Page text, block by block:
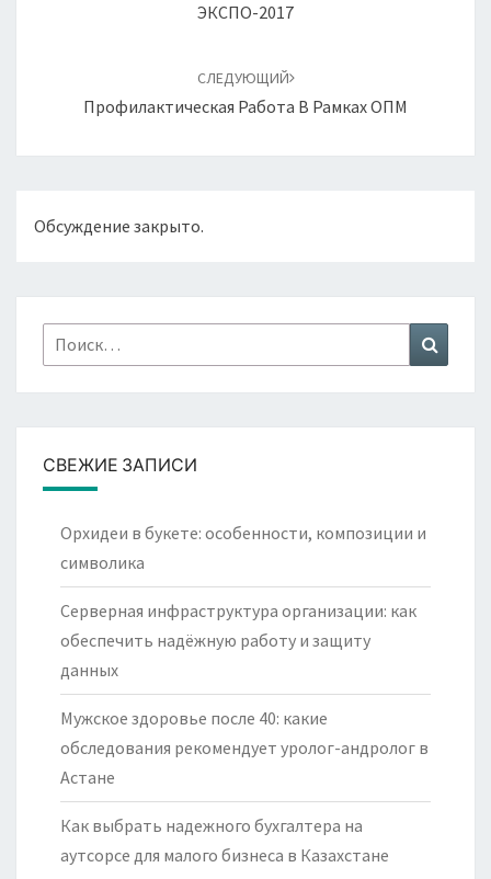
ЭКСПО-2017
СЛЕДУЮЩИЙ
Профилактическая Работа В Рамках ОПМ
Обсуждение закрыто.
Найти:
СВЕЖИЕ ЗАПИСИ
Орхидеи в букете: особенности, композиции и
символика
Серверная инфраструктура организации: как
обеспечить надёжную работу и защиту
данных
Мужское здоровье после 40: какие
обследования рекомендует уролог-андролог в
Астане
Как выбрать надежного бухгалтера на
аутсорсе для малого бизнеса в Казахстане